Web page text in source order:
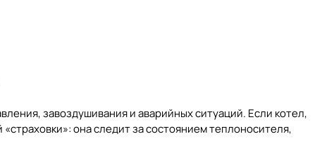
завоздушивания и аварийных ситуаций. Если котел,
она следит за состоянием теплоносителя,